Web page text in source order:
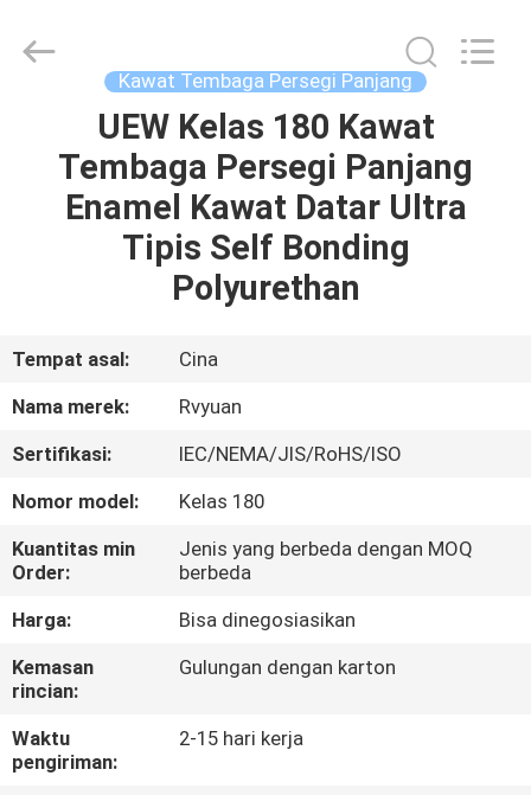
RUMAH
PRODUK
TENTANG
KITA
WISATA
PABRIK
KONTROL
KUALITAS
HUBUNGI
KAMI
Material
Co,.Ltd.
Kawat Tembaga Persegi Panjang
UEW Kelas 180 Kawat
Tembaga Persegi Panjang
Enamel Kawat Datar Ultra
Tipis Self Bonding
Polyurethan
Tempat asal:
Cina
Nama merek:
Rvyuan
Sertifikasi:
IEC/NEMA/JIS/RoHS/ISO
Nomor model:
Kelas 180
Kuantitas min
Order:
Jenis yang berbeda dengan MOQ
berbeda
Harga:
Bisa dinegosiasikan
Kemasan
rincian:
Gulungan dengan karton
Waktu
pengiriman:
2-15 hari kerja